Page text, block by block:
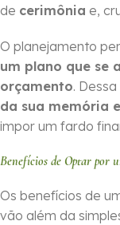
de cerimônia e,
O planejamento
um plano que se
orçamento.
da sua memória
impor um fardo
Benefícios de Optar por
Os benefícios de
vão além da